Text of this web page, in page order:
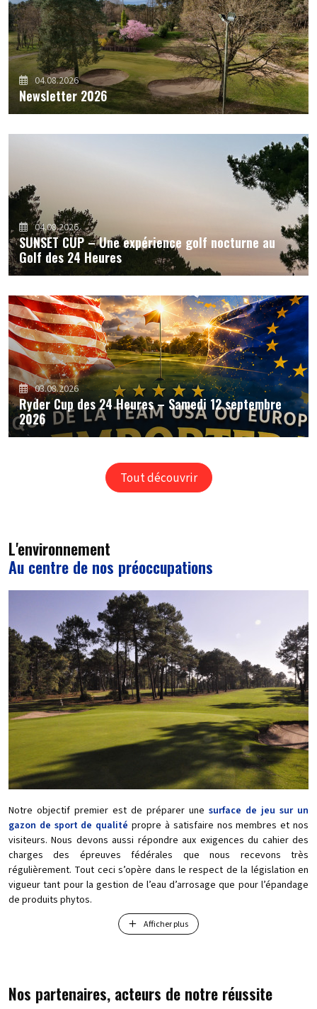
04.08.2026
Newsletter 2026
04.08.2026
SUNSET CUP – Une expérience golf nocturne au
Golf des 24 Heures
03.08.2026
Ryder Cup des 24 Heures – Samedi 12 septembre
2026
Tout découvrir
L'environnement
Au centre de nos préoccupations
Notre objectif premier est de préparer une surface de jeu sur un
gazon de sport de qualité propre à satisfaire nos membres et nos
visiteurs. Nous devons aussi répondre aux exigences du cahier des
charges des épreuves fédérales que nous recevons très
régulièrement. Tout ceci s’opère dans le respect de la législation en
vigueur tant pour la gestion de l’eau d’arrosage que pour l’épandage
de produits phytos.
Grâce à des pratiques culturales reconnues par la profession, nous
autres à intensifier les aérations des sols tout au long de l’année et à
choisir, dans le cadre d’une politique d’inversion de flore, les
Afficher plus
Nos partenaires, acteurs de notre réussite